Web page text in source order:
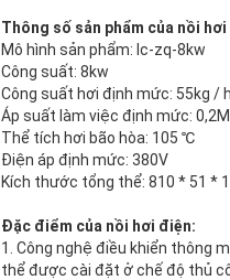
Thông số sản phẩm của nồi
Mô hình sản phẩm: lc-zq-8kw
Công suất: 8kw
Công suất hơi định mức: 55kg / h
Áp suất làm việc định mức:
Thể tích hơi bão hòa: 105 ℃
Điện áp định mức: 380V
Kích thước tổng thể: 810 * 51 *
Đặc điểm của nồi hơi điện:
1. Công nghệ điều khiển thông
thể được cài đặt ở chế độ thủ